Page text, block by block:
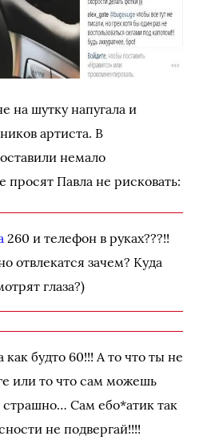
на шутку напугала и
артиста. В
немало
просят Павла не рисковать:
260 и телефон в руках???!!
отвлекатся зачем? Куда
глаза?)
как будто 60!!! А то что ты не
или то что сам можешь
страшно… Сам ебо*атик так
не подвергай!!!!